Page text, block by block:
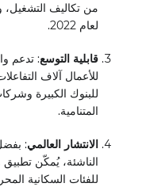
من تكاليف التشغيل،
لعام 2022.
قابلية التوسع: تدعم
للأعمال آلاف
للبنوك الكبيرة
المتنامية.
الانتشار العالمي:
الناشئة، يُمكّن
للفئات السكانية